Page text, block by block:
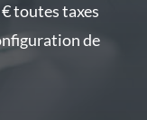
toutes taxes
de